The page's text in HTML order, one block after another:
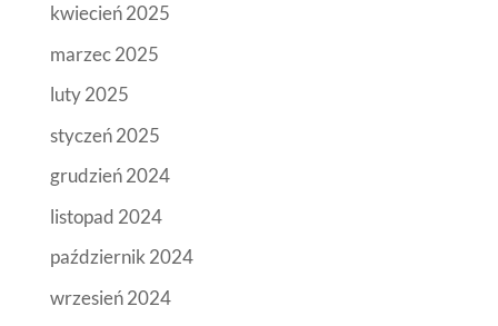
kwiecień 2025
marzec 2025
luty 2025
styczeń 2025
grudzień 2024
listopad 2024
październik 2024
wrzesień 2024